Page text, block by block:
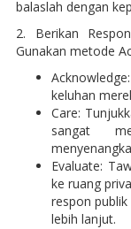
balaslah dengan
2. Berikan
Gunakan metode
keluhan
Care:
sangat
Evaluate:
ke ruang
respon
lebih lanjut.